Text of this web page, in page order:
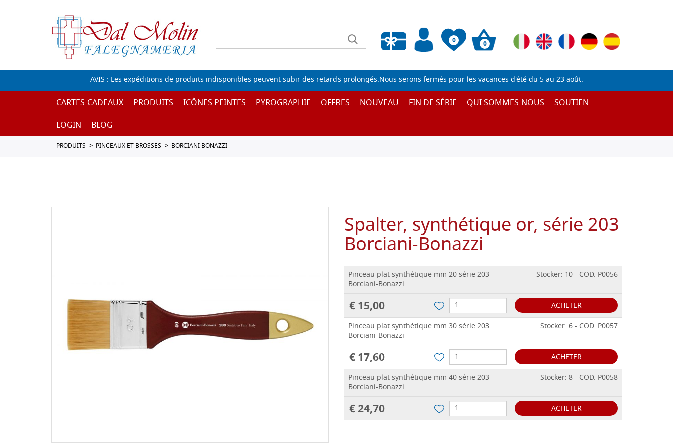
0
Liste de souhaits vide
0
AVIS : Les expéditions de produits indisponibles peuvent subir des retards prolongés.Nous serons fermés pour les vacances d'été du 5 au 23 août.
CARTES-CADEAUX PRODUITS ICÔNES PEINTES PYROGRAPHIE OFFRES NOUVEAU FIN DE SÉRIE QUI SOMMES-NOUS
SOUTIEN
LOGIN
BLOG
PRODUITS PINCEAUX ET BROSSES BORCIANI BONAZZI
Spalter, synthétique or, série 203
Borciani-Bonazzi
Pinceau plat synthétique mm 20 série 203
Borciani-Bonazzi
Stocker: 10 - COD. P0056
€ 15,00
ACHETER
Pinceau plat synthétique mm 30 série 203
Borciani-Bonazzi
Stocker: 6 - COD. P0057
€ 17,60
ACHETER
Pinceau plat synthétique mm 40 série 203
Borciani-Bonazzi
Stocker: 8 - COD. P0058
€ 24,70 ACHETER